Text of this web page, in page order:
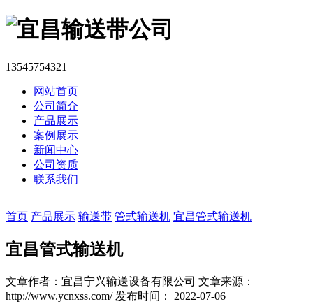
13545754321
网站首页
公司简介
产品展示
案例展示
新闻中心
公司资质
联系我们
首页 产品展示 输送带 管式输送机 宜昌管式输送机
宜昌管式输送机
文章作者：宜昌宁兴输送设备有限公司 文章来源：
http://www.ycnxss.com/ 发布时间： 2022-07-06